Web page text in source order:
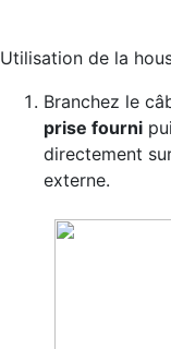
Utilisation de la
Branchez le
prise fourni
directement
externe.